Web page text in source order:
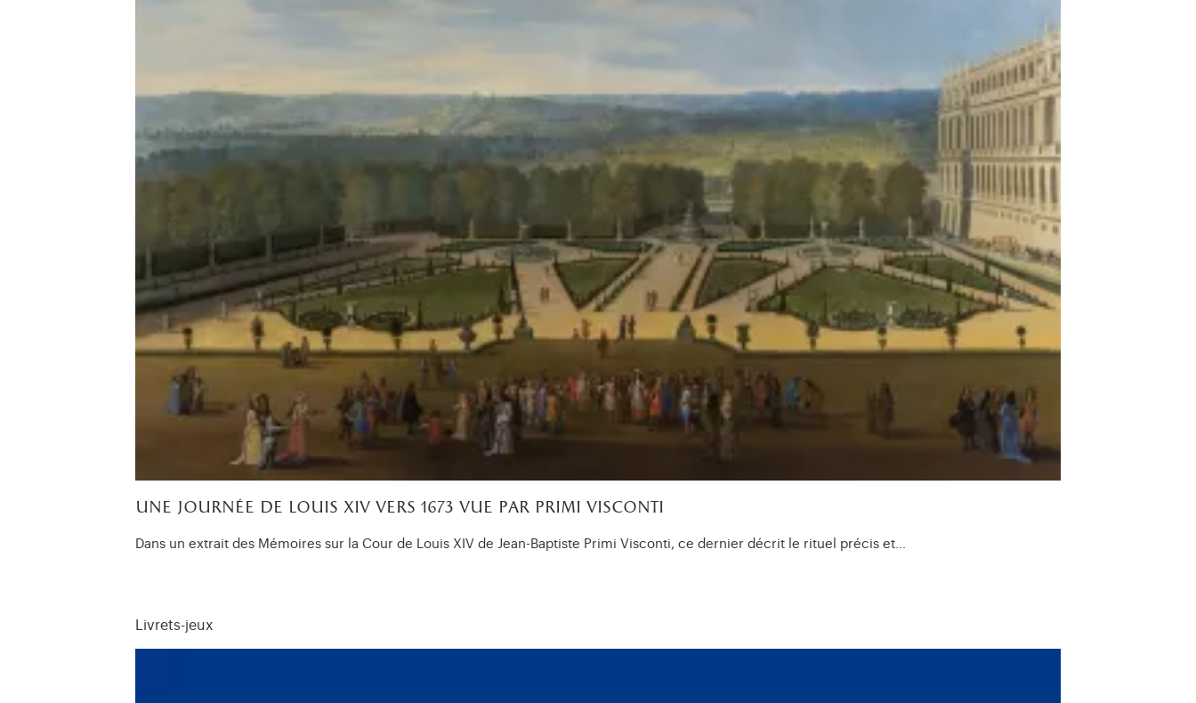
une journée de louis xiv vers 1673 vue par primi visconti
Dans un extrait des Mémoires sur la Cour de Louis XIV de Jean-Baptiste Primi Visconti, ce dernier décrit le rituel précis et…
Livrets-jeux